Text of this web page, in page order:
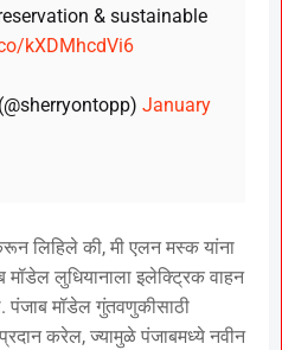
& sustainable
kXDMhcdVi6
January
लिहिले की, मी एलन मस्क यांना
लुधियानाला इलेक्ट्रिक वाहन
पंजाब मॉडेल गुंतवणुकीसाठी
करेल, ज्यामुळे पंजाबमध्ये नवीन